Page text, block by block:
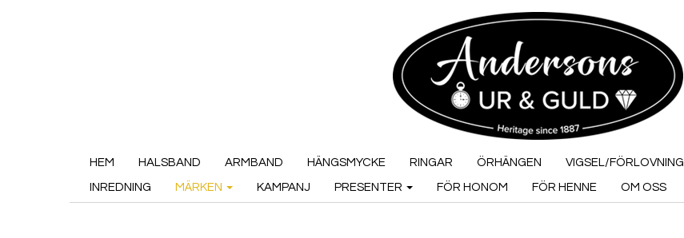
HEM HALSBAND ARMBAND HÄNGSMYCKE RINGAR ÖRHÄNGEN VIGSEL/FÖRLOVNING
INREDNING MÄRKEN KAMPANJ PRESENTER FÖR HONOM FÖR HENNE OM OSS